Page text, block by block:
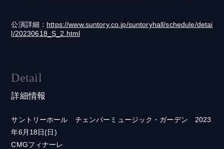
公演詳細： https://www.suntory.co.jp/suntoryhall/schedule/detai
l/20230618_S_2.html
Detail
詳細情報
サントリーホール チェンバーミュージック・ガーデン 2023
年6月18日(日)
CMGフィナーレ